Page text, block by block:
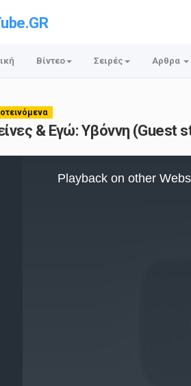
Βίντεο Σειρές Αρθρα
& Εγώ: Υβόννη (Guest
Playback on other